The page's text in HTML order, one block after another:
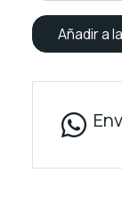
Añadir a